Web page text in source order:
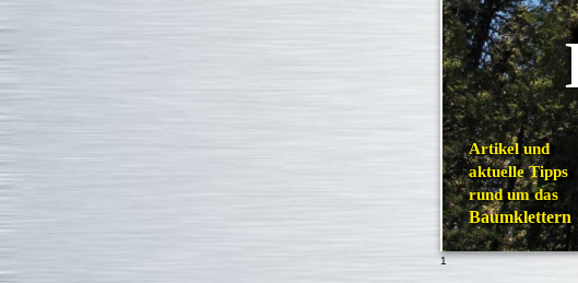
Artikel und
aktuelle Tipps
rund um das
Baumklettern
1